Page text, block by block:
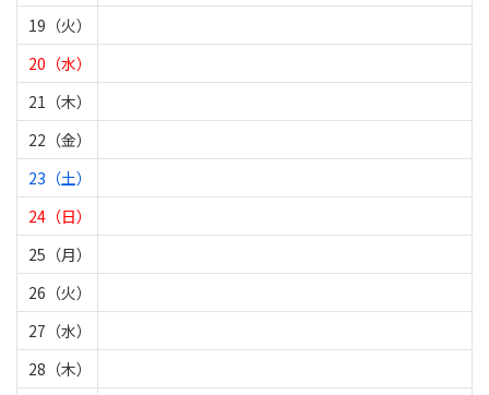
19（火）
20（水）
21（木）
22（金）
23（土）
24（日）
25（月）
26（火）
27（水）
28（木）